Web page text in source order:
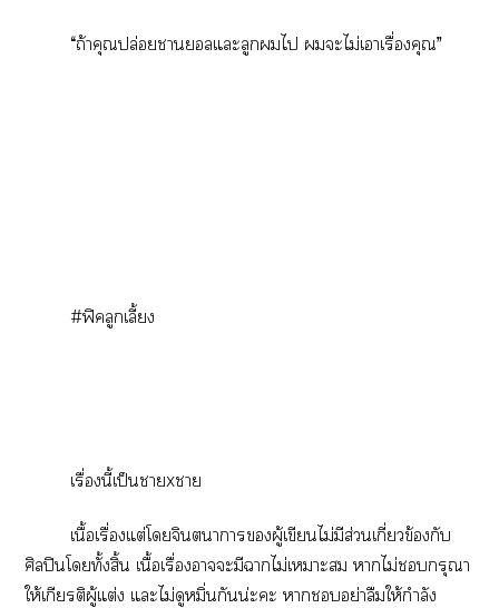
“ถ้าคุณปล่อยาลแะลูกไ ะไม่เาเรื่องคุณ”
#ฟิคลูกเลี้ยง
เรื่องนี้เป็นาxา
เนื้อเรื่องแต่โจินตนาการผู้เขียนไม่มีส่วนเกี่ยวข้องกับ
ศิลปินโทั้งสิ้น เนื้อเรื่องาะมีาไม่เาะ าไม่กรุณา
ให้เกียรติผู้แต่ง แะไม่ดูหมิ่นกันน่ะะ าอย่าลืมให้กำลัง